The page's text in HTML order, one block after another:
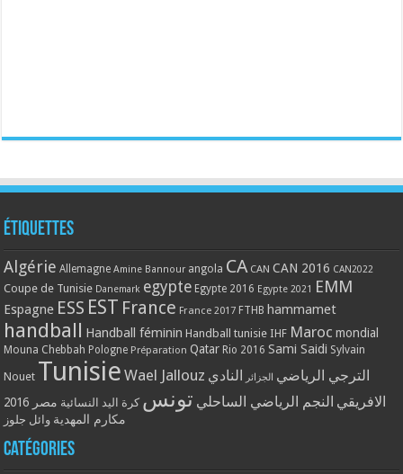
Étiquettes
Algérie Allemagne Amine Bannour angola CA CAN CAN 2016 CAN2022
Coupe de Tunisie Danemark egypte Egypte 2016 Egypte 2021 EMM
Espagne ESS EST France France 2017 FTHB hammamet
handball Handball féminin Handball tunisie IHF Maroc mondial
Mouna Chebbah Pologne Préparation Qatar Rio 2016 Sami Saidi Sylvain
Nouet Tunisie Wael Jallouz الترجي الرياضي الجزائر النادي
الافريقي النجم الرياضي الساحلي تونس كرة اليد النسائية مصر 2016
مكارم المهدية وائل جلوز
Catégories